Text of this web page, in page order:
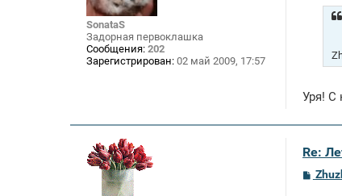
SonataS
Задорная первоклашка
Сообщения: 202
Зарегистрирован: 02 май 2009, 17:57
Уря! С
Re:
С